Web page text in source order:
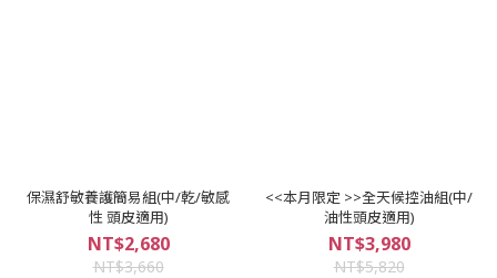
保濕舒敏養護簡易組(中/乾/敏感
性 頭皮適用)
NT$2,680
NT$3,660
<<本月限定 >>全天候控油組(中/
油性頭皮適用)
NT$3,980
NT$5,820